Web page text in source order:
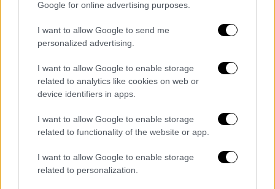
Google for online advertising purposes.
I want to allow Google to send me
personalized advertising.
I want to allow Google to enable storage
related to analytics like cookies on web or
device identifiers in apps.
I want to allow Google to enable storage
related to functionality of the website or app.
I want to allow Google to enable storage
related to personalization.
ΕΘΝΟΣ θα παρεμβαίνει και τα προσβλητικά σχόλια θα
διαγράφονται
καταχώρηση